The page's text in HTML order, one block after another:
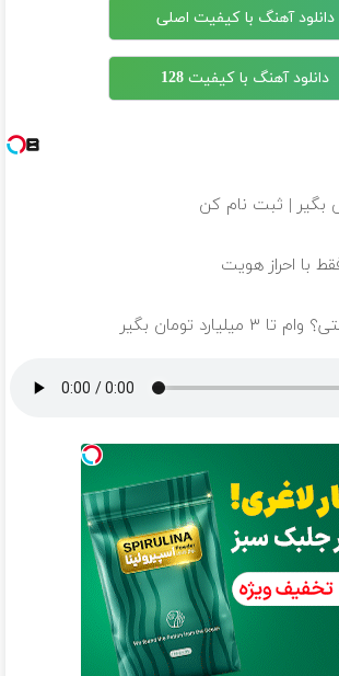
دانلود آهنگ با کیفیت اصلی
دانلود آهنگ با کیفیت 128
تومان بگیر